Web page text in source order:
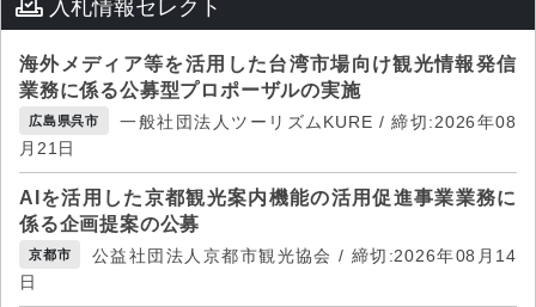
入札情報セレクト
海外メディア等を活用した台湾市場向け観光情報発信
業務に係る公募型プロポーザルの実施
広島県呉市
一般社団法人ツーリズムKURE / 締切:2026年08
月21日
AIを活用した京都観光案内機能の活用促進事業業務に
係る企画提案の公募
京都市
公益社団法人京都市観光協会 / 締切:2026年08月14
日